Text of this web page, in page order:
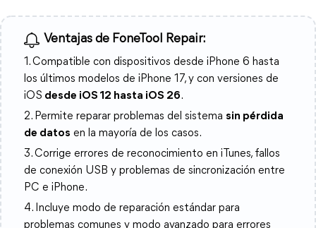
Ventajas de FoneTool Repair:
1. Compatible con dispositivos desde iPhone 6 hasta
los últimos modelos de iPhone 17, y con versiones de
iOS desde iOS 12 hasta iOS 26.
2. Permite reparar problemas del sistema sin pérdida
de datos en la mayoría de los casos.
3. Corrige errores de reconocimiento en iTunes, fallos
de conexión USB y problemas de sincronización entre
PC e iPhone.
4. Incluye modo de reparación estándar para
problemas comunes y modo avanzado para errores